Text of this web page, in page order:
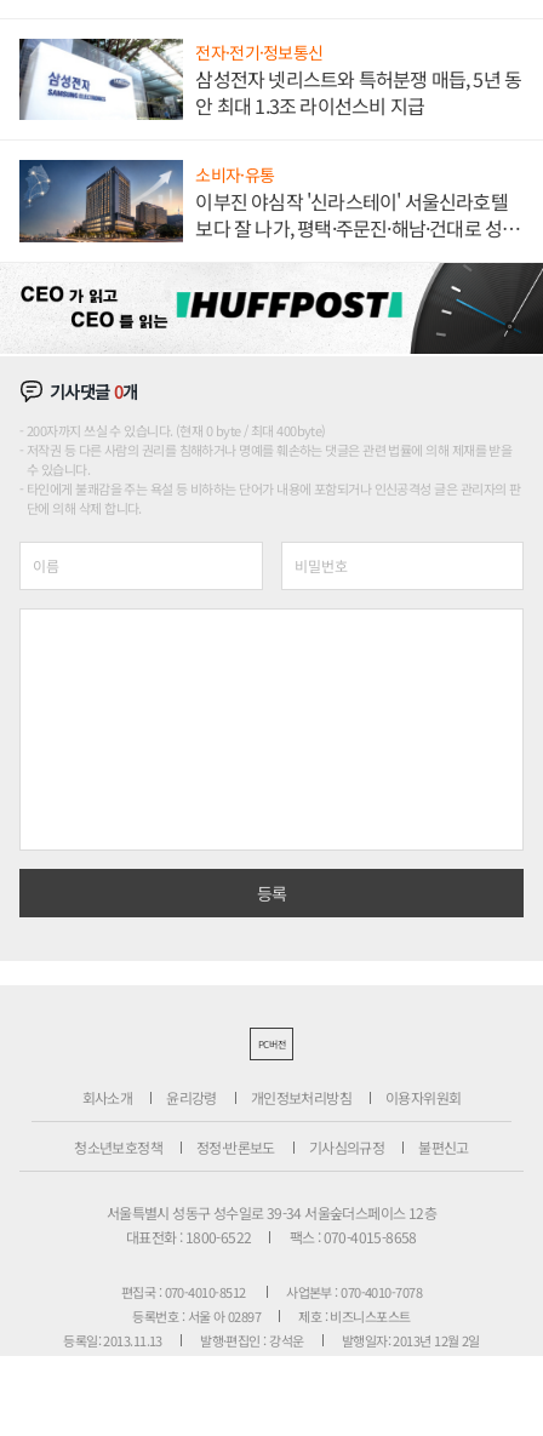
전자·전기·정보통신
삼성전자 넷리스트와 특허분쟁 매듭, 5년 동
안 최대 1.3조 라이선스비 지급
소비자·유통
이부진 야심작 '신라스테이' 서울신라호텔
보다 잘 나가, 평택·주문진·해남·건대로 성
기사댓글0개
200자까지 쓰실 수 있습니다. (현재 0 byte / 최대 400byte)
저작권 등 다른 사람의 권리를 침해하거나 명예를 훼손하는 댓글은 관련 법률에 의해 제재를 받을
수 있습니다.
타인에게 불쾌감을 주는 욕설 등 비하하는 단어가 내용에 포함되거나 인신공격성 글은 관리자의 판
단에 의해 삭제 합니다.
PC버전
회사소개 윤리강령 개인정보처리방침 이용자위원회
청소년보호정책 정정·반론보도 기사심의규정 불편신고
서울특별시 성동구 성수일로 39-34 서울숲더스페이스 12층
대표전화 : 1800-6522
팩스 : 070-4015-8658
편집국 : 070-4010-8512
사업본부 : 070-4010-7078
등록번호 : 서울 아 02897
제호 : 비즈니스포스트
등록일: 2013.11.13
발행·편집인 : 강석운
발행일자: 2013년 12월 2일